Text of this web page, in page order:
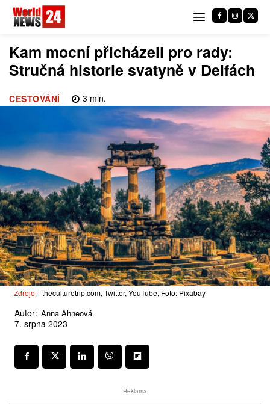
Kam mocní přicházeli pro rady:
Stručná historie svatyně v Delfách
CESTOVÁNÍ 3 min.
Zdroje: theculturetrip.com, Twitter, YouTube, Foto: Pixabay
Autor: Anna Ahneová
7. srpna 2023
Reklama